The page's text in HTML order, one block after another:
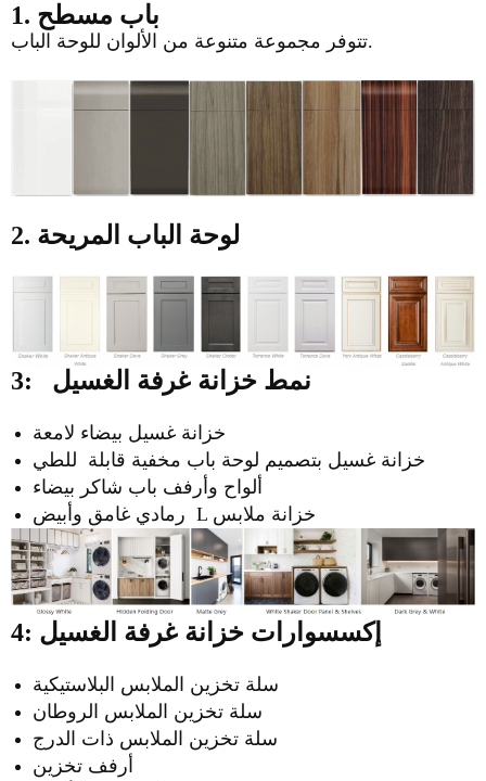
1. باب مسطح
تتوفر مجموعة متنوعة من الألوان للوحة الباب.
2. لوحة الباب المريحة
3: نمط خزانة غرفة الغسيل
خزانة غسيل بتصميم لوحة باب مخفية قابلة للطي
ألواح وأرفف باب شاكر بيضاء
L خزانة ملابس
4: إكسسوارات خزانة غرفة الغسيل